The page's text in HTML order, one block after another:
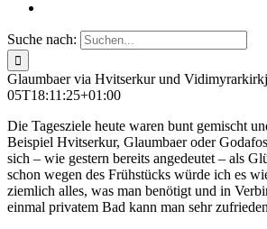
Suche nach:
Glaumbaer via Hvitserkur und
05T18:11:25+01:00
Die Tagesziele heute waren bunt gemischt
Beispiel Hvitserkur, Glaumbaer oder
sich – wie gestern bereits angedeutet – als
schon wegen des Frühstücks würde ich es
ziemlich alles, was man benötigt und in
einmal privatem Bad kann man sehr